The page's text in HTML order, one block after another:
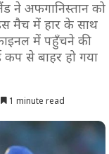
ने अफगानिस्तान को
मैच में हार के साथ
में पहुँचने की
कप से बाहर हो गया
1 minute read